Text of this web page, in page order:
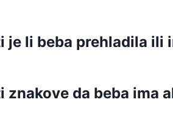
je li beba prehladila ili
znakove da beba ima